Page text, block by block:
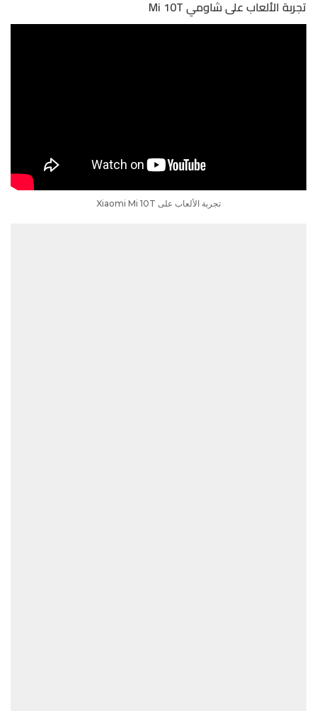
تجربة الألعاب على شاومي Mi 10T
تجربة الألعاب على Xiaomi Mi 10T